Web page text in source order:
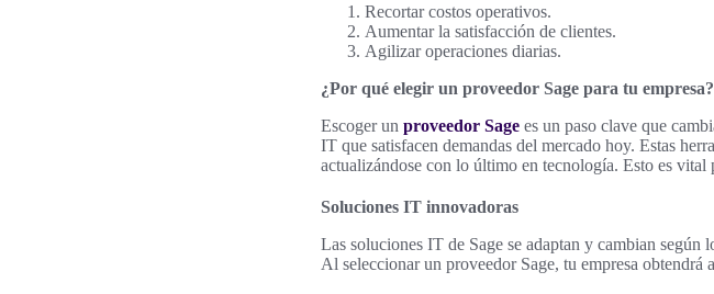
Recortar costos operativos.
Aumentar la satisfacción de clientes.
Agilizar operaciones diarias.
¿Por qué elegir un proveedor Sage para tu empresa?
Escoger un proveedor Sage es un paso clave que
IT que satisfacen demandas del mercado hoy. Estas
actualizándose con lo último en tecnología. Esto es
Soluciones IT innovadoras
Las soluciones IT de Sage se adaptan y cambian según
Al seleccionar un proveedor Sage, tu empresa obtendrá